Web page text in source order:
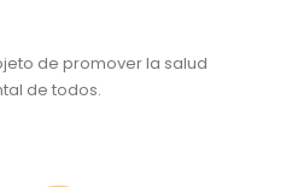
de promover la salud
de todos.